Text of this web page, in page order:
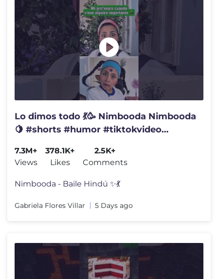
Lo dimos todo 💃🥳 Nimbooda Nimbooda
🍋 #shorts #humor #tiktokvideo
7.3M+
Views
378.1K+
Likes
2.5K+
Comments
Nimbooda - Baile Hindú ✨💃
Gabriela Flores Villar 5 Days ago